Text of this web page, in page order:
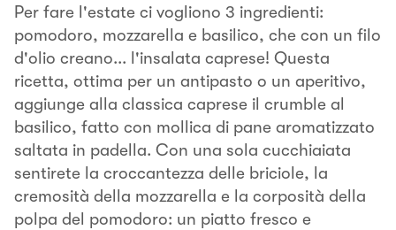
Per fare l'estate ci vogliono 3 ingredienti:
pomodoro, mozzarella e basilico, che con un filo
d'olio creano... l'insalata caprese! Questa
ricetta, ottima per un antipasto o un aperitivo,
aggiunge alla classica caprese il crumble al
basilico, fatto con mollica di pane aromatizzato
saltata in padella. Con una sola cucchiaiata
sentirete la croccantezza delle briciole, la
cremosità della mozzarella e la corposità della
polpa del pomodoro: un piatto fresco e